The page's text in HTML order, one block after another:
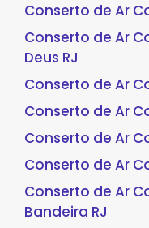
Conserto de Ar
Conserto de Ar
Deus RJ
Conserto de Ar
Conserto de Ar
Conserto de Ar
Conserto de Ar
Conserto de Ar
Bandeira RJ